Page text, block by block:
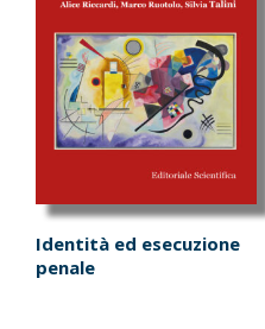
Identità ed esecuzione
penale